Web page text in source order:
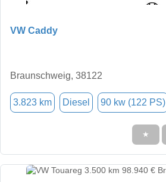
VW Caddy
Braunschweig, 38122
3.823 km Diesel 90 kw (122 PS)
★